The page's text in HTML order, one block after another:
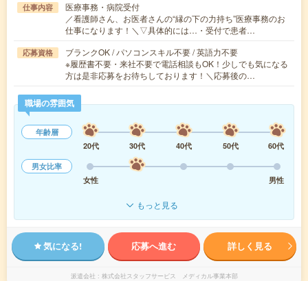
仕事内容
医療事務・病院受付
／看護師さん、お医者さんの“縁の下の力持ち”医療事務のお
仕事になります！＼▽具体的には…・受付で患者…
応募資格
ブランクOK / パソコンスキル不要 / 英語力不要
※履歴書不要・来社不要で電話相談もOK！少しでも気になる
方は是非応募をお待ちしております！＼応募後の…
職場の雰囲気
年齢層
20代
30代 40代 50代
60代
男女比率
女性
男性
もっと見る
気になる! 応募へ進む 詳しく見る
派遣会社 株式会社スタッフサービス メディカル事業本部